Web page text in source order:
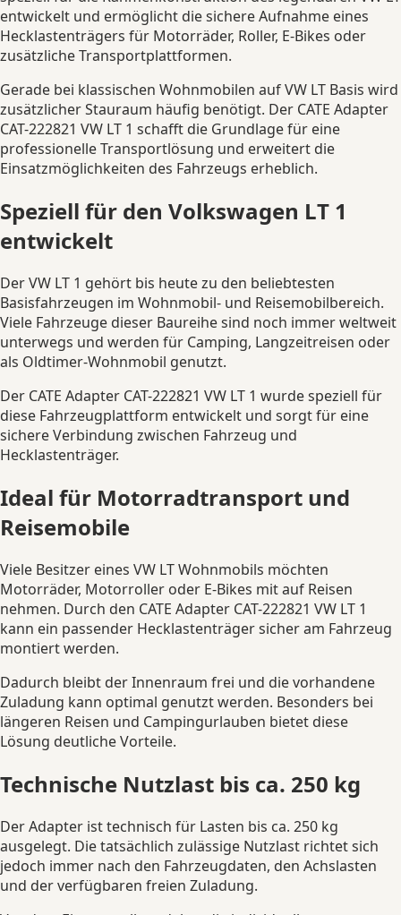
entwickelt und ermöglicht die sichere Aufnahme eines
Hecklastenträgers für Motorräder, Roller, E-Bikes oder
zusätzliche Transportplattformen.
Gerade bei klassischen Wohnmobilen auf VW LT Basis wird
zusätzlicher Stauraum häufig benötigt. Der CATE Adapter
CAT-222821 VW LT 1 schafft die Grundlage für eine
professionelle Transportlösung und erweitert die
Einsatzmöglichkeiten des Fahrzeugs erheblich.
Speziell für den Volkswagen LT 1
entwickelt
Der VW LT 1 gehört bis heute zu den beliebtesten
Basisfahrzeugen im Wohnmobil- und Reisemobilbereich.
Viele Fahrzeuge dieser Baureihe sind noch immer weltweit
unterwegs und werden für Camping, Langzeitreisen oder
als Oldtimer-Wohnmobil genutzt.
Der CATE Adapter CAT-222821 VW LT 1 wurde speziell für
diese Fahrzeugplattform entwickelt und sorgt für eine
sichere Verbindung zwischen Fahrzeug und
Hecklastenträger.
Ideal für Motorradtransport und
Reisemobile
Viele Besitzer eines VW LT Wohnmobils möchten
Motorräder, Motorroller oder E-Bikes mit auf Reisen
nehmen. Durch den CATE Adapter CAT-222821 VW LT 1
kann ein passender Hecklastenträger sicher am Fahrzeug
montiert werden.
Dadurch bleibt der Innenraum frei und die vorhandene
Zuladung kann optimal genutzt werden. Besonders bei
längeren Reisen und Campingurlauben bietet diese
Lösung deutliche Vorteile.
Technische Nutzlast bis ca. 250 kg
Der Adapter ist technisch für Lasten bis ca. 250 kg
ausgelegt. Die tatsächlich zulässige Nutzlast richtet sich
jedoch immer nach den Fahrzeugdaten, den Achslasten
und der verfügbaren freien Zuladung.